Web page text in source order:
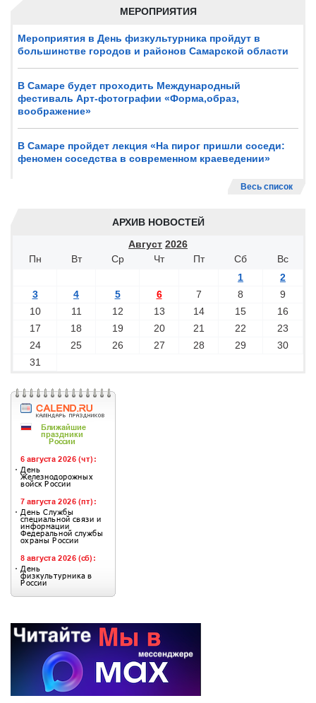
МЕРОПРИЯТИЯ
Мероприятия в День физкультурника пройдут в
большинстве городов и районов Самарской области
В Самаре будет проходить Международный
фестиваль Арт-фотографии «Форма,образ,
воображение»
В Самаре пройдет лекция «На пирог пришли соседи:
феномен соседства в современном краеведении»
Весь список
АРХИВ НОВОСТЕЙ
Август 2026
Пн
Вт Ср Чт Пт Сб
Вс
1
2
3
4 5 6 7 8
9
10
11 12 13 14 15
16
17
18 19 20 21 22
23
24
25 26 27 28 29
30
31